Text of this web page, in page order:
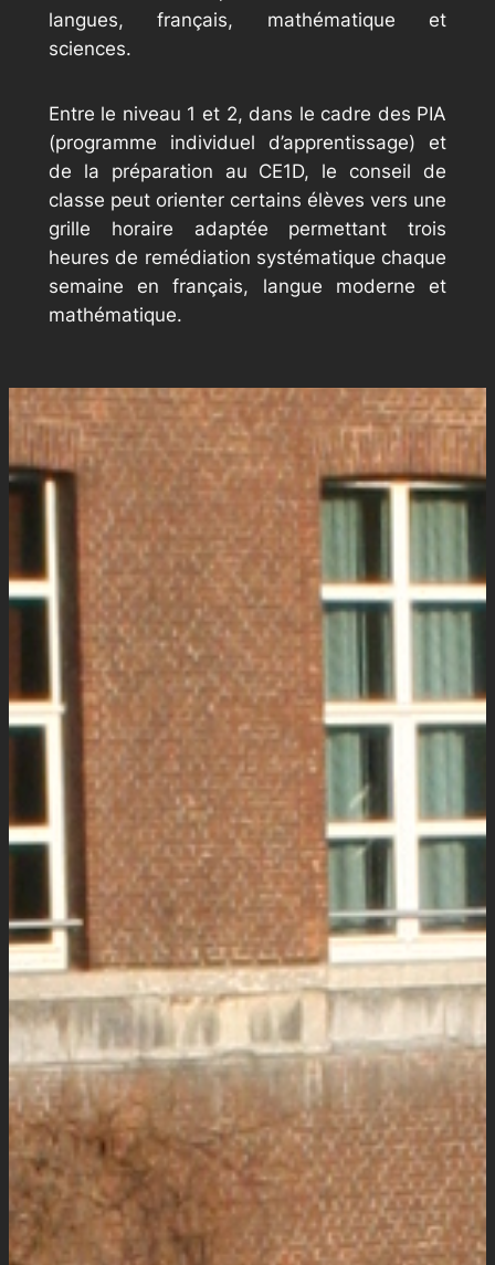
langues, français, mathématique et
sciences.
Entre le niveau 1 et 2, dans le cadre des PIA
(programme individuel d’apprentissage) et
de la préparation au CE1D, le conseil de
classe peut orienter certains élèves vers une
grille horaire adaptée permettant trois
heures de remédiation systématique chaque
semaine en français, langue moderne et
mathématique.